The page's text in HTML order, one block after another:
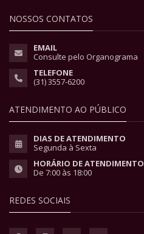
NOSSOS CONTATOS
EMAIL
Consulte pelo Organograma
TELEFONE
(31) 3557-6200
ATENDIMENTO AO PÚBLICO
DIAS DE ATENDIMENTO
Segunda à Sexta
HORÁRIO DE ATENDIMENTO
De 7:00 às 18:00
REDES SOCIAIS